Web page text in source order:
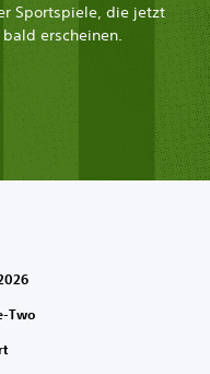
Sportspiele, die jetzt
erscheinen.
Two